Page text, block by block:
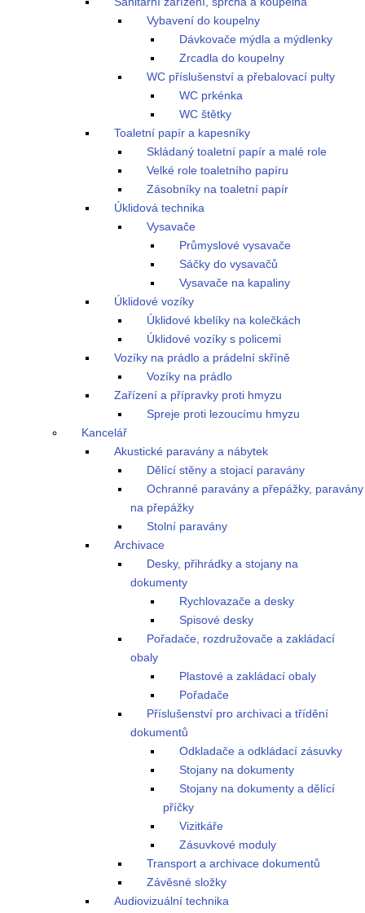
Vybavení do koupelny
Dávkovače mýdla a mýdlenky
Zrcadla do koupelny
WC příslušenství a přebalovací pulty
WC prkénka
WC štětky
Toaletní papír a kapesníky
Skládaný toaletní papír a malé role
Velké role toaletního papíru
Zásobníky na toaletní papír
Úklidová technika
Vysavače
Průmyslové vysavače
Sáčky do vysavačů
Vysavače na kapaliny
Úklidové vozíky
Úklidové kbelíky na kolečkách
Úklidové vozíky s policemi
Vozíky na prádlo a prádelní skříně
Vozíky na prádlo
Zařízení a přípravky proti hmyzu
Spreje proti lezoucímu hmyzu
Kancelář
Akustické paravány a nábytek
Dělící stěny a stojací paravány
Ochranné paravány a přepážky, paravány
na přepážky
Stolní paravány
Archivace
Desky, přihrádky a stojany na
dokumenty
Rychlovazače a desky
Spisové desky
Pořadače, rozdružovače a zakládací
obaly
Plastové a zakládací obaly
Pořadače
Příslušenství pro archivaci a třídění
dokumentů
Odkladače a odkládací zásuvky
Stojany na dokumenty
Stojany na dokumenty a dělící
příčky
Vizitkáře
Zásuvkové moduly
Transport a archivace dokumentů
Závěsné složky
Audiovizuální technika